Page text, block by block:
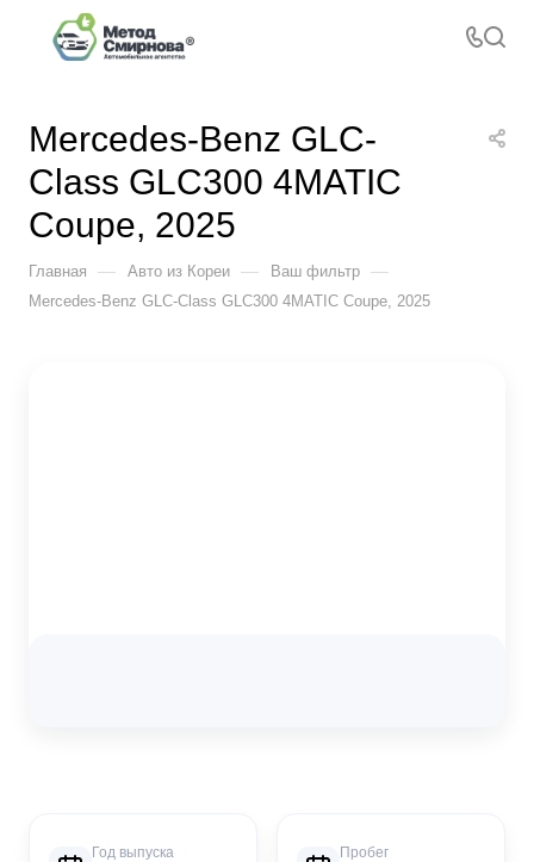
Mercedes-Benz GLC-
Class GLC300 4MATIC
Coupe, 2025
Главная — Авто из Кореи — Ваш фильтр —
Mercedes-Benz GLC-Class GLC300 4MATIC Coupe, 2025
Год выпуска Пробег